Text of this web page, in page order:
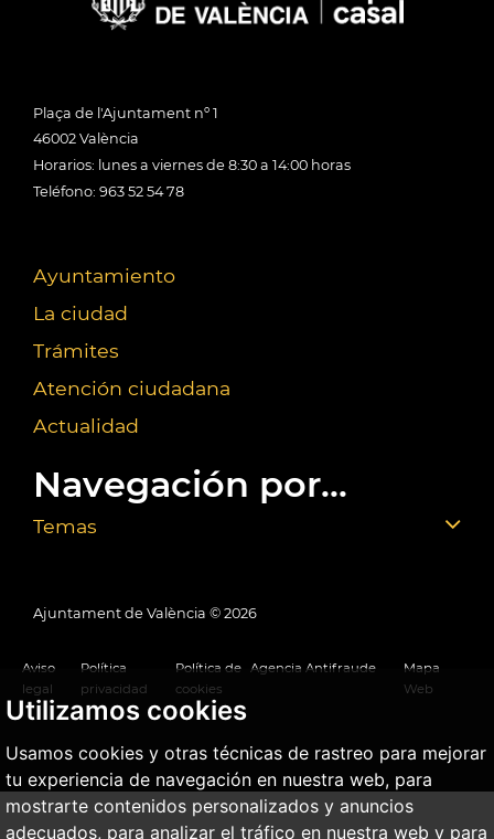
Utilizamos cookies
Usamos cookies y otras técnicas de rastreo para mejorar
tu experiencia de navegación en nuestra web, para
mostrarte contenidos personalizados y anuncios
adecuados, para analizar el tráfico en nuestra web y para
Plaça de l'Ajuntament nº 1
46002 València
Horarios: lunes a viernes de 8:30 a 14:00 horas
Teléfono: 963 52 54 78
Ayuntamiento
La ciudad
Trámites
Atención ciudadana
Actualidad
Navegación por...
Temas
Ajuntament de València © 2026
Aviso
legal
Política
privacidad
Política de
cookies
Agencia Antifraude
Mapa
Web